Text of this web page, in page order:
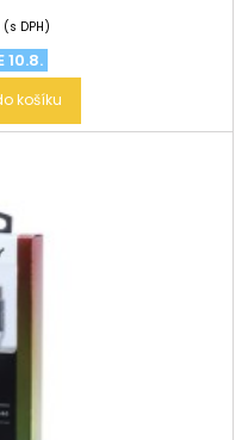
(s DPH)
10.8.
košíku